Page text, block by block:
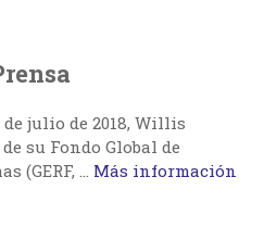
julio de 2018, Willis
su Fondo Global de
(GERF, … Más información